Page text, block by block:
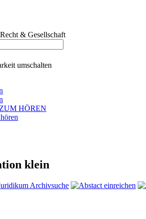
& Gesellschaft
umschalten
HÖREN
klein